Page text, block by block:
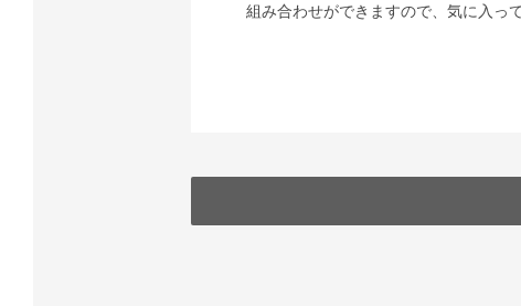
組み合わせができますので、気に入っ